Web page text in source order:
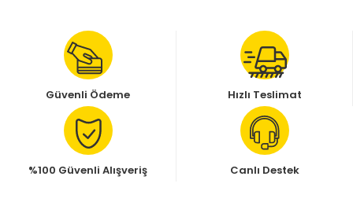
Güvenli Ödeme Hızlı Teslimat
%100 Güvenli Alışveriş Canlı Destek